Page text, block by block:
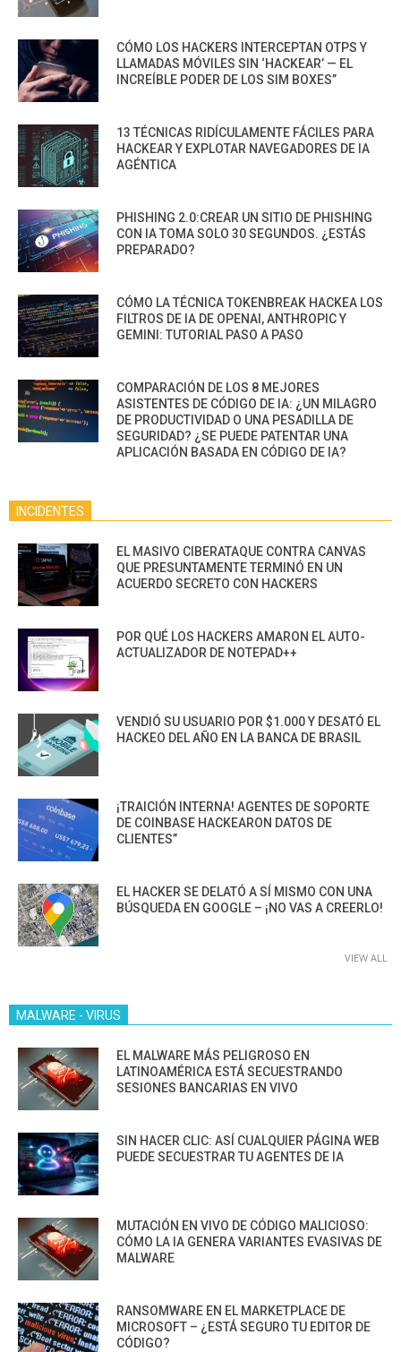
CÓMO LOS HACKERS INTERCEPTAN OTPS Y
LLAMADAS MÓVILES SIN ‘HACKEAR’ — EL
INCREÍBLE PODER DE LOS SIM BOXES”
13 TÉCNICAS RIDÍCULAMENTE FÁCILES PARA
HACKEAR Y EXPLOTAR NAVEGADORES DE IA
AGÉNTICA
PHISHING 2.0:CREAR UN SITIO DE PHISHING
CON IA TOMA SOLO 30 SEGUNDOS. ¿ESTÁS
PREPARADO?
CÓMO LA TÉCNICA TOKENBREAK HACKEA LOS
FILTROS DE IA DE OPENAI, ANTHROPIC Y
GEMINI: TUTORIAL PASO A PASO
COMPARACIÓN DE LOS 8 MEJORES
ASISTENTES DE CÓDIGO DE IA: ¿UN MILAGRO
DE PRODUCTIVIDAD O UNA PESADILLA DE
SEGURIDAD? ¿SE PUEDE PATENTAR UNA
APLICACIÓN BASADA EN CÓDIGO DE IA?
INCIDENTES
EL MASIVO CIBERATAQUE CONTRA CANVAS
QUE PRESUNTAMENTE TERMINÓ EN UN
ACUERDO SECRETO CON HACKERS
POR QUÉ LOS HACKERS AMARON EL AUTO-
ACTUALIZADOR DE NOTEPAD++
VENDIÓ SU USUARIO POR $1.000 Y DESATÓ EL
HACKEO DEL AÑO EN LA BANCA DE BRASIL
¡TRAICIÓN INTERNA! AGENTES DE SOPORTE
DE COINBASE HACKEARON DATOS DE
CLIENTES”
EL HACKER SE DELATÓ A SÍ MISMO CON UNA
BÚSQUEDA EN GOOGLE – ¡NO VAS A CREERLO!
VIEW ALL
MALWARE - VIRUS
EL MALWARE MÁS PELIGROSO EN
LATINOAMÉRICA ESTÁ SECUESTRANDO
SESIONES BANCARIAS EN VIVO
SIN HACER CLIC: ASÍ CUALQUIER PÁGINA WEB
PUEDE SECUESTRAR TU AGENTES DE IA
MUTACIÓN EN VIVO DE CÓDIGO MALICIOSO:
CÓMO LA IA GENERA VARIANTES EVASIVAS DE
MALWARE
RANSOMWARE EN EL MARKETPLACE DE
MICROSOFT – ¿ESTÁ SEGURO TU EDITOR DE
CÓDIGO?